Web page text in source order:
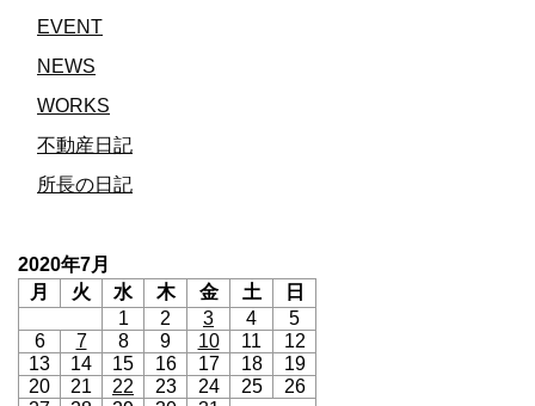
EVENT
NEWS
WORKS
不動産日記
所長の日記
2020年7月
月
火 水 木 金 土
日
1
2 3 4
5
6
7 8 9 10 11
12
13
14 15 16 17 18
19
20
21 22 23 24 25
26